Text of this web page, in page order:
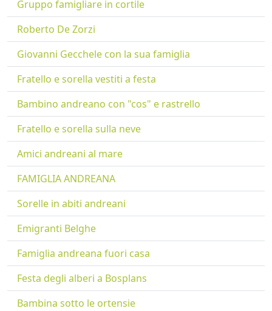
Gruppo famigliare in cortile
Roberto De Zorzi
Giovanni Gecchele con la sua famiglia
Fratello e sorella vestiti a festa
Bambino andreano con "cos" e rastrello
Fratello e sorella sulla neve
Amici andreani al mare
FAMIGLIA ANDREANA
Sorelle in abiti andreani
Emigranti Belghe
Famiglia andreana fuori casa
Festa degli alberi a Bosplans
Bambina sotto le ortensie